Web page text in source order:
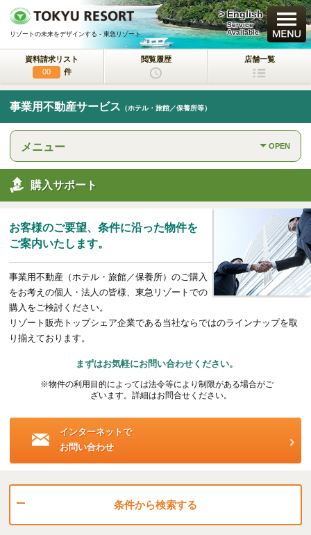
リゾートの未来をデザインする - 東急リゾート
> English
Service
Available
資料請求リスト
00
件
閲覧履歴 店舗一覧
事業用不動産サービス （ホテル・旅館／保養所等）
メニュー OPEN
購入サポート
お客様のご要望、条件に沿った物件を
ご案内いたします。
事業用不動産（ホテル・旅館／保養所）のご購入
をお考えの個人・法人の皆様、東急リゾートでの
購入をご検討ください。
リゾート販売トップシェア企業である当社ならではのラインナップを取
り揃えております。
まずはお気軽にお問い合わせください。
※物件の利用目的によっては法令等により制限がある場合がご
ざいます。詳細はお問合せください。
インターネットで
お問い合わせ
条件から検索する
買いたい
新規・新築マンション
中古物件
一戸建て/マンション/土地
東急ハーヴェストクラブ
会員制リゾートホテル
ホテルコンドミニアム
所有するリゾートから
事業用不動産サービス
（ホテル・旅館／保養所等）
海外事業（ハワイ）
海外事業（フィリピン）
査定をしてほしい
売却方法等について相談したい
仲介でのご売却とは